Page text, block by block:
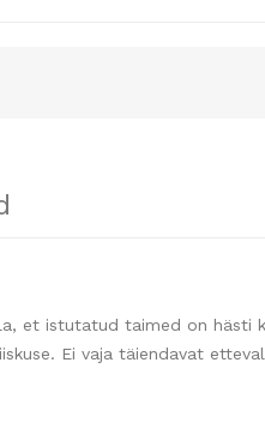
et istutatud taimed on hästi
Ei vaja täiendavat